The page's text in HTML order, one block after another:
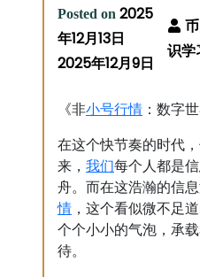
Posted on 2025
年12月13日
2025年12月9日
《非小号行情 ：数字
在这个快节奏的时代
来， 我们每个人都是
舟。而在这浩瀚的信
情 ，这个看似微不足
个个小小的气泡，承
待。